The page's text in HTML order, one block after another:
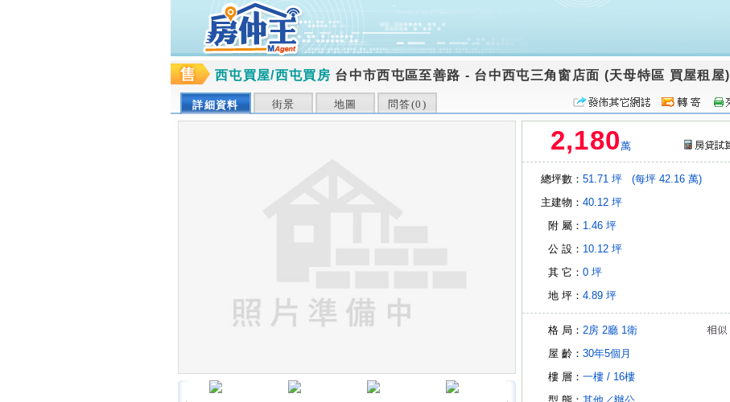
西屯買屋/西屯買房 台中市西屯區至善路 - 台中西屯三角窗店面 (天母特區 買屋租屋)
詳細資料 街景 地圖 問答(0 )
2,180萬
總坪數： 51.71 坪
(每坪 42.16 萬)
主建物： 40.12 坪
附 屬： 1.46 坪
公 設： 10.12 坪
其 它： 0 坪
地 坪： 4.89 坪
格 局： 2房 2廳 1衛
屋 齡： 30年5個月
樓 層： 一樓 / 16樓